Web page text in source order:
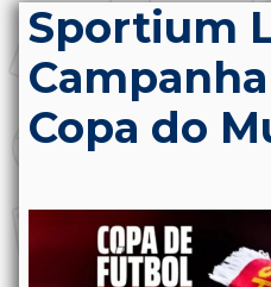
Sportium
Copa do